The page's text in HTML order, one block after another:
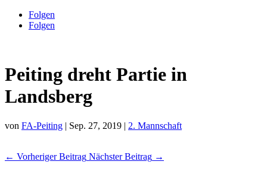
Folgen
Folgen
Peiting dreht Partie in
Landsberg
von FA-Peiting | Sep. 27, 2019 | 2. Mannschaft
← Vorheriger Beitrag Nächster Beitrag →